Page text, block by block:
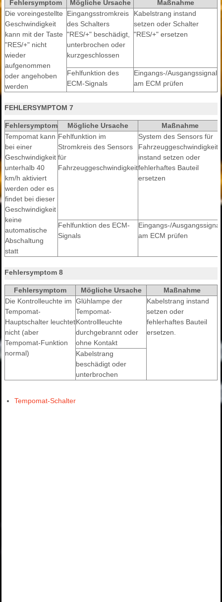
Fehlersymptom Mögliche Ursache
Maßnahme
Die voreingestellte
Geschwindigkeit
kann mit der Taste
"RES/+" nicht
wieder
aufgenommen
oder angehoben
werden
Eingangsstromkreis
des Schalters
"RES/+" beschädigt,
unterbrochen oder
kurzgeschlossen
Kabelstrang instand
setzen oder Schalter
"RES/+" ersetzen
Fehlfunktion des
ECM-Signals
Eingangs-/Ausgangssignal
am ECM prüfen
FEHLERSYMPTOM 7
Fehlersymptom Mögliche Ursache
Maßnahme
Tempomat kann
bei einer
Geschwindigkeit
unterhalb 40
km/h aktiviert
werden oder es
findet bei dieser
Geschwindigkeit
keine
automatische
Abschaltung
statt
Fehlfunktion im
Stromkreis des Sensors
für
Fahrzeuggeschwindigkeit
System des Sensors für
Fahrzeuggeschwindigkeit
instand setzen oder
fehlerhaftes Bauteil
ersetzen
Fehlfunktion des ECM-
Signals
Eingangs-/Ausgangssignal
am ECM prüfen
Fehlersymptom 8
Fehlersymptom Mögliche Ursache
Maßnahme
Die Kontrolleuchte im
Tempomat-
Hauptschalter leuchtet
nicht (aber
Tempomat-Funktion
normal)
Glühlampe der
Tempomat-
Kontrollleuchte
durchgebrannt oder
ohne Kontakt
Kabelstrang instand
setzen oder
fehlerhaftes Bauteil
ersetzen.
Kabelstrang
beschädigt oder
unterbrochen
Tempomat-Schalter